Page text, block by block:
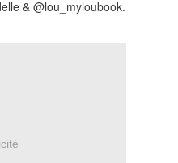
& @lou_myloubook.